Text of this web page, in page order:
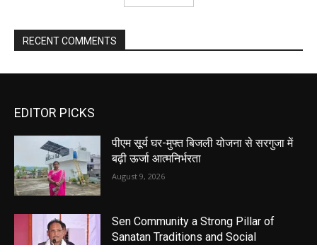
RECENT COMMENTS
EDITOR PICKS
पीएम सूर्य घर-मुफ्त बिजली योजना से सरगुजा में
बढ़ी ऊर्जा आत्मनिर्भरता
August 9, 2026
Sen Community a Strong Pillar of
Sanatan Traditions and Social